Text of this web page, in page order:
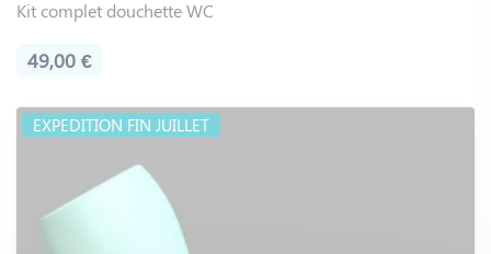
Kit complet douchette WC
49,00 €
EXPEDITION FIN JUILLET